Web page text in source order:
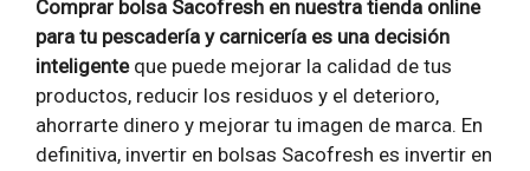
Comprar bolsa Sacofresh en nuestra tienda online
para tu pescadería y carnicería es una decisión
inteligenteque puede mejorar la calidad de tus
productos, reducir los residuos y el deterioro,
ahorrarte dinero y mejorar tu imagen de marca. En
definitiva, invertir en bolsas Sacofresh es invertir en